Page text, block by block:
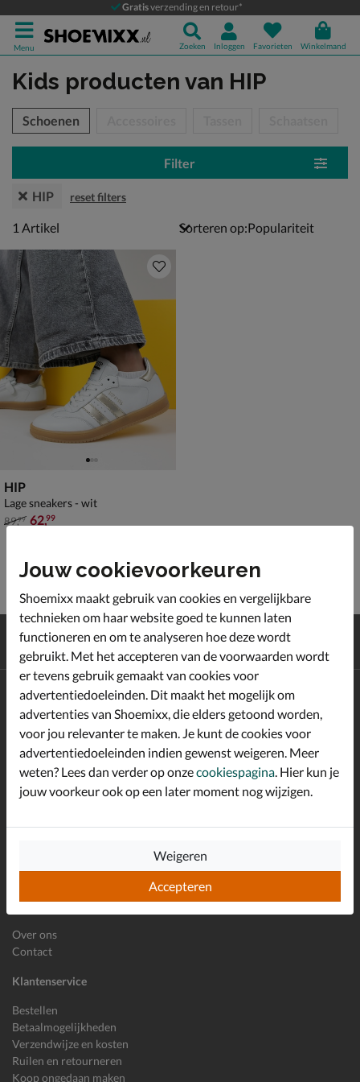
Gratisverzending en retour*
Menu Zoeken Inloggen Favorieten Winkelmand
Kids producten van HIP
over
Schoenen
Filter
HIP reset filters
1 artikel
1 Artikel Sorteren op:
HIP
Lage sneakers - wit
van € 89,99 voor € 62,99
89,99 62,99
Gratisverzending en retour*
Achteraf betalen
Shoemixx
Over ons
Contact
Klantenservice
Bestellen
Betaalmogelijkheden
Verzendwijze en kosten
Ruilen en retourneren
Koop ongedaan maken
Altijd op de hoogte zijn?
Schrijf je in voor de Shoemixx nieuwsbrief en ontvang €10,-
welkomstkorting!
E-mailadres
Jouw cookievoorkeuren
Shoemixx maakt gebruik van cookies en vergelijkbare
technieken om haar website goed te kunnen laten
functioneren en om te analyseren hoe deze wordt
gebruikt. Met het accepteren van de voorwaarden wordt
er tevens gebruik gemaakt van cookies voor
advertentiedoeleinden. Dit maakt het mogelijk om
advertenties van Shoemixx, die elders getoond worden,
voor jou relevanter te maken. Je kunt de cookies voor
advertentiedoeleinden indien gewenst weigeren. Meer
weten? Lees dan verder op onzecookiespagina . Hier kun je
jouw voorkeur ook op een later moment nog wijzigen.
Accepteren
Weigeren